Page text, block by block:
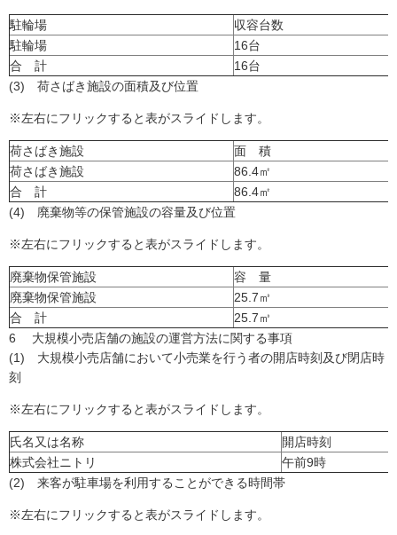
駐輪場
収容台数
駐輪場
16台
合 計
16台
(3) 荷さばき施設の面積及び位置
※左右にフリックすると表がスライドします。
荷さばき施設
面 積
荷さばき施設
86.4㎡
合 計
86.4㎡
(4) 廃棄物等の保管施設の容量及び位置
※左右にフリックすると表がスライドします。
廃棄物保管施設
容 量
廃棄物保管施設
25.7㎥
合 計
25.7㎥
6 大規模小売店舗の施設の運営方法に関する事項
(1) 大規模小売店舗において小売業を行う者の開店時刻及び閉店時
刻
※左右にフリックすると表がスライドします。
氏名又は名称
開店時刻
株式会社ニトリ
午前9時
(2) 来客が駐車場を利用することができる時間帯
※左右にフリックすると表がスライドします。